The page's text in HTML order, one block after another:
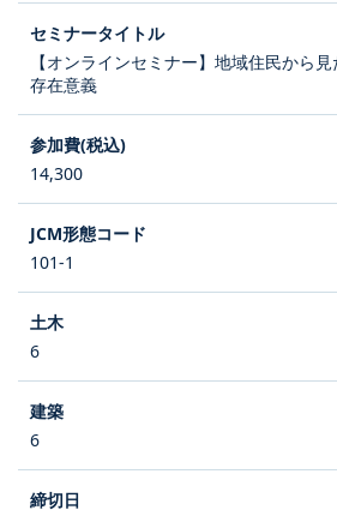
【オンラインセミナー】地域住民から
存在意義
14,300
101-1
6
6